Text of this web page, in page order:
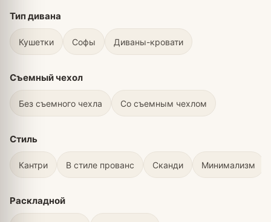
Тип дивана
Кушетки Софы Диваны-кровати
Съемный чехол
Без съемного чехла Со съемным чехлом
Стиль
Кантри В стиле прованс Сканди Минимализм
Раскладной